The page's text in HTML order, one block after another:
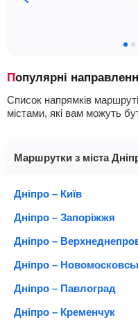
Популярні
Список напрямків
містами, які вам можуть
Маршрутки з міста
Дніпро – Київ
Дніпро – Запоріжжя
Дніпро –
Дніпро –
Дніпро – Павлоград
Дніпро – Кременчук